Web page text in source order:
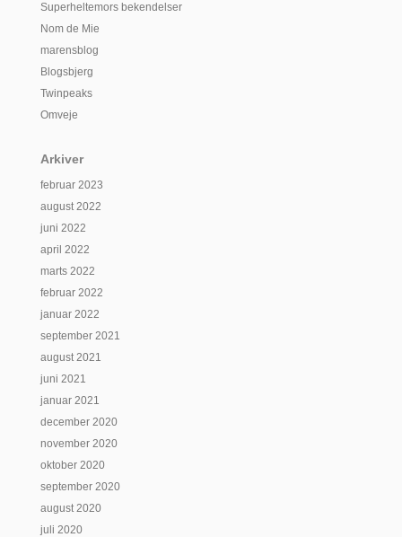
Superheltemors bekendelser
Nom de Mie
marensblog
Blogsbjerg
Twinpeaks
Omveje
Arkiver
februar 2023
august 2022
juni 2022
april 2022
marts 2022
februar 2022
januar 2022
september 2021
august 2021
juni 2021
januar 2021
december 2020
november 2020
oktober 2020
september 2020
august 2020
juli 2020